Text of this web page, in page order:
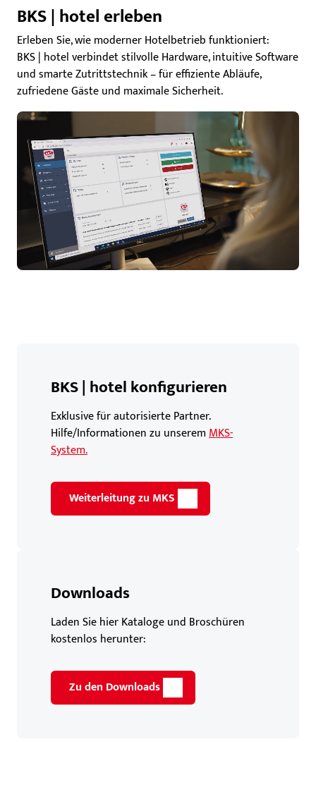
BKS | hotel erleben
Erleben Sie, wie moderner Hotelbetrieb funktioniert:
BKS | hotel verbindet stilvolle Hardware, intuitive Software
und smarte Zutrittstechnik – für effiziente Abläufe,
zufriedene Gäste und maximale Sicherheit.
BKS | hotel konfigurieren
Exklusive für autorisierte Partner.
Hilfe/Informationen zu unseremMKS-
System.
Weiterleitung zu MKS
Downloads
Laden Sie hier Kataloge und Broschüren
kostenlos herunter:
Zu den Downloads